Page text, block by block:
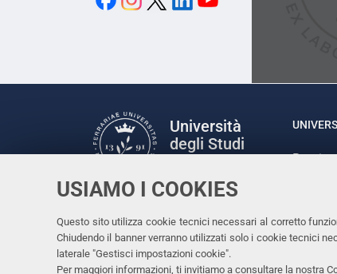
USIAMO I COOKIES
Questo sito utilizza cookie tecnici necessari al corretto
Chiudendo il banner verranno utilizzati solo i cookie tecnici
laterale "Gestisci impostazioni cookie".
Per maggiori informazioni, ti invitiamo a consultare la nostra
Università
degli Studi
Facebook
LinkedinInstagram
Youtube